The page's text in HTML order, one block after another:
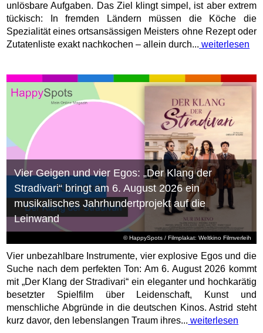
unlösbare Aufgaben. Das Ziel klingt simpel, ist aber extrem
tückisch: In fremden Ländern müssen die Köche die
Spezialität eines ortsansässigen Meisters ohne Rezept oder
Zutatenliste exakt nachkochen – allein durch... weiterlesen
© HappySpots / Filmplakat: Weltkino Filmverleih
Vier Geigen und vier Egos: „Der Klang der
Stradivari“ bringt am 6. August 2026 ein
musikalisches Jahrhundertprojekt auf die
Leinwand
Vier unbezahlbare Instrumente, vier explosive Egos und die
Suche nach dem perfekten Ton: Am 6. August 2026 kommt
mit „Der Klang der Stradivari“ ein eleganter und hochkarätig
besetzter Spielfilm über Leidenschaft, Kunst und
menschliche Abgründe in die deutschen Kinos. Astrid steht
kurz davor, den lebenslangen Traum ihres... weiterlesen